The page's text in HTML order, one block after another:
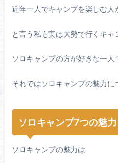
近年一人でキャンプを楽しむ人
と言う私も実は大勢で行くキャ
ソロキャンプの方が好きな一人
それではソロキャンプの魅力に
ソロキャンプ7つの魅力
ソロキャンプの魅力は